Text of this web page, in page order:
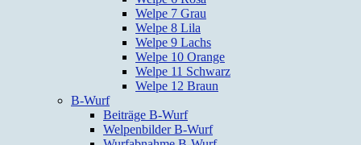
Welpe 7 Grau
Welpe 8 Lila
Welpe 9 Lachs
Welpe 10 Orange
Welpe 11 Schwarz
Welpe 12 Braun
B-Wurf
Beiträge B-Wurf
Welpenbilder B-Wurf